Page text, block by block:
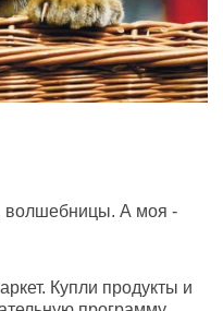
волшебницы. А моя -
Купли продукты и